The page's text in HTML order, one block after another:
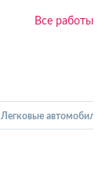
Все работы
Легковые автомобили